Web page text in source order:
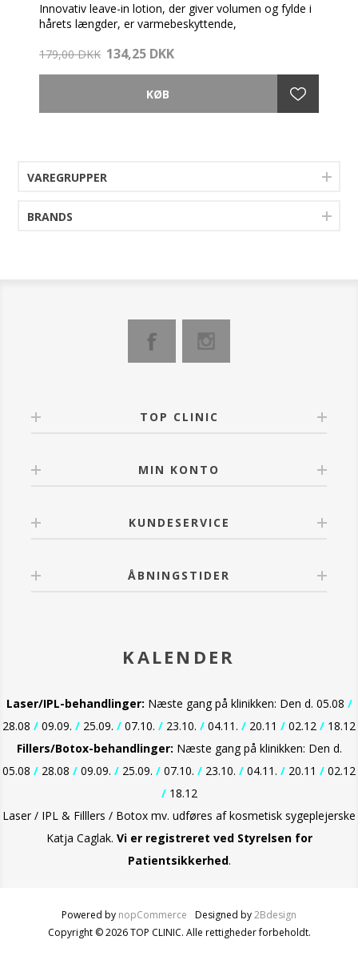
Innovativ leave-in lotion, der giver volumen og fylde i
hårets længder, er varmebeskyttende,
Formuleringen trænger dybt ind i hårstrået og skaber
Vegansk. Fremstillet i Sverige.
179,00 DKK 134,25 DKK
VAREGRUPPER
BRANDS
TOP CLINIC
MIN KONTO
KUNDESERVICE
ÅBNINGSTIDER
KALENDER
Laser/IPL-behandlinger: Næste gang på klinikken: Den d. 05.08 /
28.08 / 09.09. / 25.09. / 07.10. / 23.10. / 04.11. / 20.11 / 02.12 / 18.12
Fillers/Botox-behandlinger: Næste gang på klinikken: Den d.
05.08 / 28.08 / 09.09. / 25.09. / 07.10. / 23.10. / 04.11. / 20.11 / 02.12
/18.12
Laser / IPL & Filllers / Botox mv. udføres af kosmetisk sygeplejerske
Katja Caglak. Vi er registreret ved Styrelsen for
Patientsikkerhed.
Powered by nopCommerce Designed by2Bdesign
Copyright © 2026 TOP CLINIC. Alle rettigheder forbeholdt.